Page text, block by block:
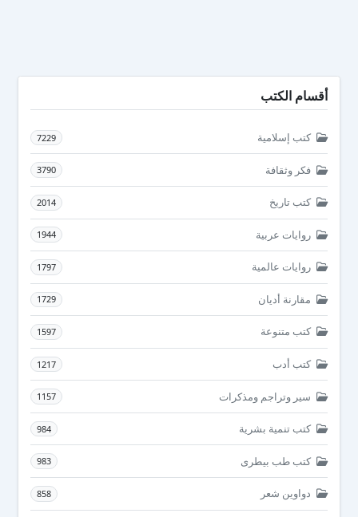
أقسام الكتب
كتب إسلامية 7229
فكر وثقافة 3790
كتب تاريخ 2014
روايات عربية 1944
روايات عالمية 1797
مقارنة أديان 1729
كتب متنوعة 1597
كتب أدب 1217
سير وتراجم ومذكرات 1157
كتب تنمية بشرية 984
كتب طب بيطرى 983
دواوين شعر 858